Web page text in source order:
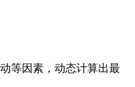
等因素，动态计算出最